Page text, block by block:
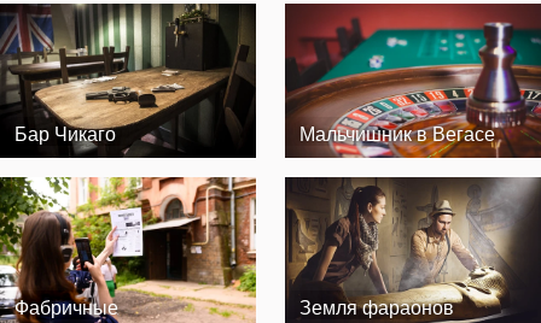
Бар Чикаго Мальчишник в Вегасе
Фабричные Земля фараонов